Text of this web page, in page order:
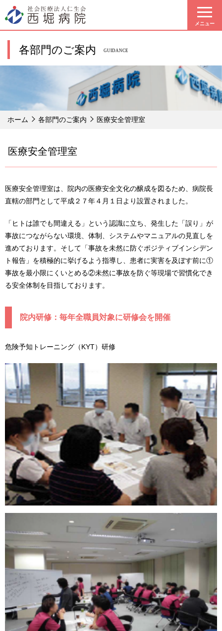
メニュー
各部門のご案内 GUIDANCE
ホーム 各部門のご案内 医療安全管理室
医療安全管理室
医療安全管理室は、院内の医療安全文化の醸成を図るため、病院長
直轄の部門として平成２７年４月１日より設置されました。
「ヒトは誰でも間違える」という認識に立ち、発生した「誤り」が
事故につながらない環境、体制、システムやマニュアルの見直しを
進めております。そして「事故を未然に防ぐポジティブインシデン
ト報告」を積極的に挙げるよう指導し、患者に実害を及ぼす前に①
事故を最小限にくいとめる②未然に事故を防ぐ等現場で習慣化でき
る安全体制を目指しております。
院内研修：毎年全職員対象に研修会を開催
危険予知トレーニング（KYT）研修